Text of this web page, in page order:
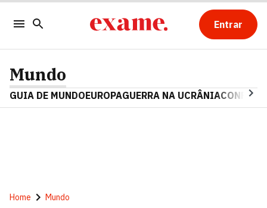
Entrar
Mundo
GUIA DE MUNDOEUROPAGUERRA NA UCRÂNIA
Home Mundo